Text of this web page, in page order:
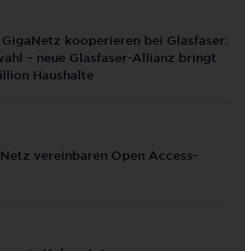
kooperieren bei Glasfaser:
– neue Glasfaser-Allianz bringt
Haushalte
vereinbaren Open Access-